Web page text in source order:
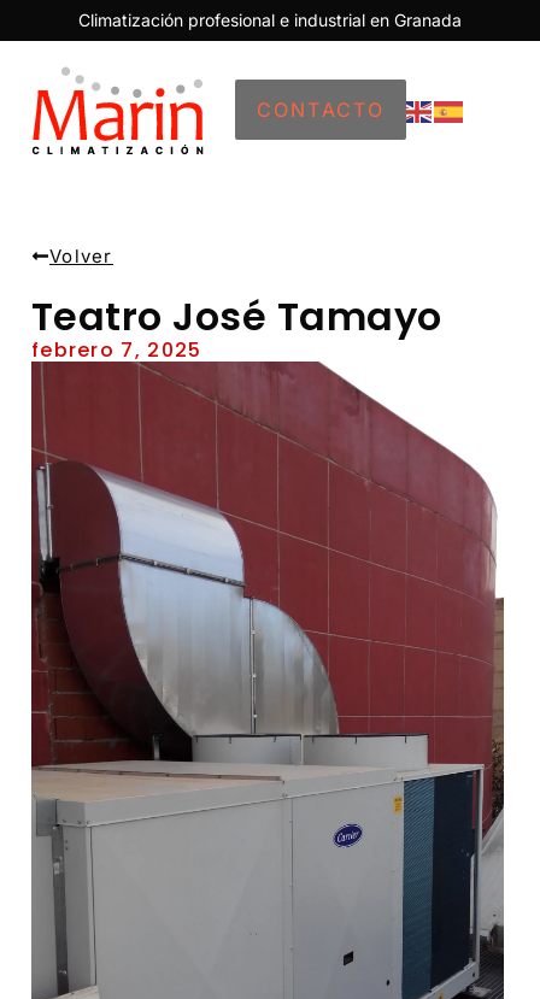
Climatización profesional e industrial en Granada
CONTACTO
Volver
Teatro José Tamayo
febrero 7, 2025